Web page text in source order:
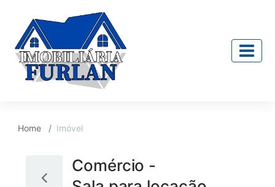
Home Imóvel
Comércio -